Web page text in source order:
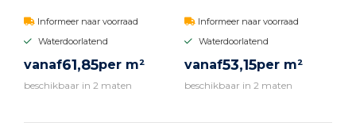
Informeer naar voorraad
Waterdoorlatend
vanaf61,85per m²
beschikbaar in 2 maten
Informeer naar voorraad
Waterdoorlatend
vanaf53,15per m²
beschikbaar in 2 maten